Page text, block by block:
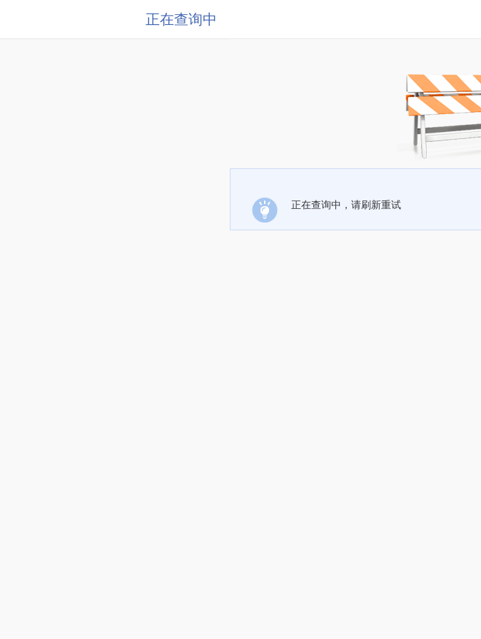
正在查询中
正在查询中，请刷新重试